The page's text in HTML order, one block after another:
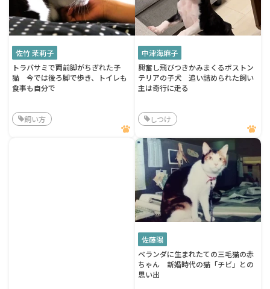
佐竹 茉莉子
トラバサミで両前脚がちぎれた子
猫 今では後ろ脚で歩き、トイレも
食事も自分で
飼い方
中津海麻子
興奮し飛びつきかみまくるボストン
テリアの子犬 追い詰められた飼い
主は奇行に走る
しつけ
佐藤陽
ベランダに生まれたての三毛猫の赤
ちゃん 新婚時代の猫「チビ」との
思い出